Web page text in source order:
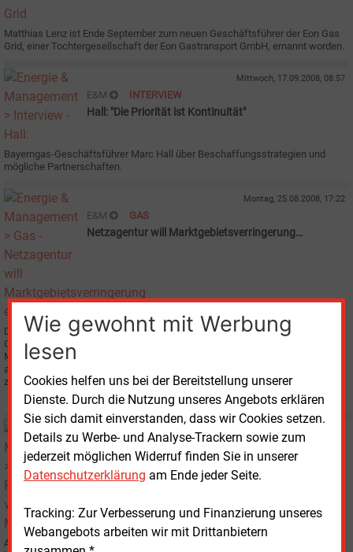
Wie gewohnt mit Werbung
lesen
Cookies helfen uns bei der Bereitstellung unserer
Dienste. Durch die Nutzung unseres Angebots erklären
Sie sich damit einverstanden, dass wir Cookies setzen.
Details zu Werbe- und Analyse-Trackern sowie zum
jederzeit möglichen Widerruf finden Sie in unserer
Datenschutzerklärung am Ende jeder Seite.
Tracking: Zur Verbesserung und Finanzierung unseres
Webangebots arbeiten wir mit Drittanbietern
Matthias Lenz ist Ende September zum neuen Geschäftsführer der Eon Gas
Grid, einer Tochtergesellschaft der Eon Gastransport GmbH, ernannt worden.
Mittwoch, 17.09.2008, 08:57
E&M INTERVIEW
Hall: "Die Priorität ist Kontinuität"
Bayerngas-Geschäftsführer Marc Hall über Beschaffungsstrategien und
mögliche Partnerschaften.
Montag, 25.08.2008, 17:22
E&M GAS
Netzagentur will Marktgebietsverringerung
Die Bundesnetzagentur hat ein Missbrauchsverfahren gegen fünf
Gasnetzbetreiber eingeleitet, die die angekündigte
Marktgebietszusammenlegungen verschoben haben, und das neue Ziel
ausgegeben, alle L-Gas-Transportnetze zu einem Markgebiet
zusammenzufassen.
GASMARKT
RWE und Eon verschieben Marktgebietsvereinigung
Auch RWE Transportnetz Gas und Eon Gastransport halten ihre Zusage, ihre